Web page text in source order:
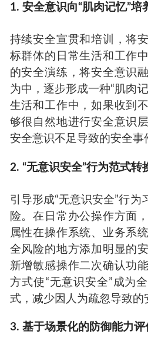
1. 安全意识向“肌肉记忆”培
持续安全宣贯和培训，将
标群体的日常生活和工作
的安全演练，将安全意识
为中，逐步形成一种“肌肉
生活和工作中，如果收到
够很自然地进行安全意识
安全意识不足导致的安全事
2. “无意识安全”行为范式转
引导形成“无意识安全”行
险。在日常办公操作方面
属性在操作系统、业务系
全风险的地方添加明显的
新增敏感操作二次确认功
方式使“无意识安全”成为
式，减少因人为疏忽导致的
3. 基于场景化的防御能力评